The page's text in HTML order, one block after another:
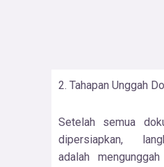
2. Tahapan Unggah
Setelah semua
dipersiapkan,
adalah